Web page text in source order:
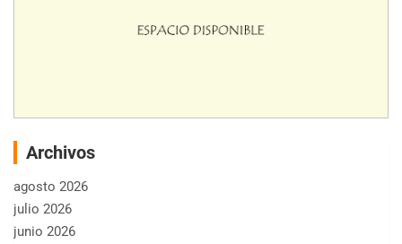
Archivos
agosto 2026
julio 2026
junio 2026